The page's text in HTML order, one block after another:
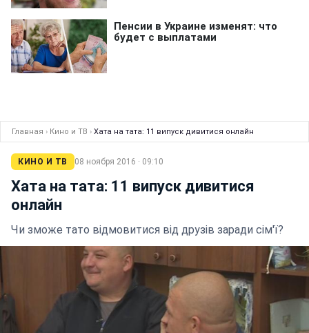
Главная › Кино и ТВ › Хата на тата: 11 випуск дивитися онлайн
КИНО И ТВ 08 ноября 2016 · 09:10
Хата на тата: 11 випуск дивитися
онлайн
Чи зможе тато відмовитися від друзів заради сім'ї?